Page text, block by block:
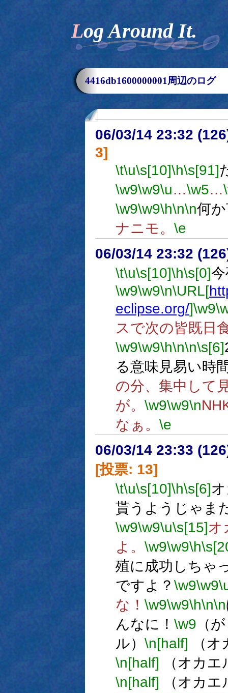
Log Around It.
4416db1600000001周辺のログ
06/03/14 23:32
3]
\t\u\s[10]\h\s[91]
\w9\w9\u…\w5…
\w9\w9\h\n\n何
ナニモ。 \e
06/03/14 23:32
\t\u\s[10]\h\s[0]
\w9\w9\n\URL[
eclipse.org/]\w9
スで次の皆既日
\w9\w9\h\n\n\s[6]
る意味見易い時
の分、集中して
が。 \w9\w9\n
なぁ。 \e
06/03/14 23:33
[投票: 13]
\t\u\s[10]\h\s[6]
貰うようじゃま
\w9\w9\u\s[15]オ
よ。 \w9\w9\h
殖に成功しちゃ
ですよ？ \w9\w9
な！ \w9\w9\h\n\n
んなに！ \w9 （
ル） \n[half]
（オ
\n[half]
（オカエ
\n[half]
（オカエ